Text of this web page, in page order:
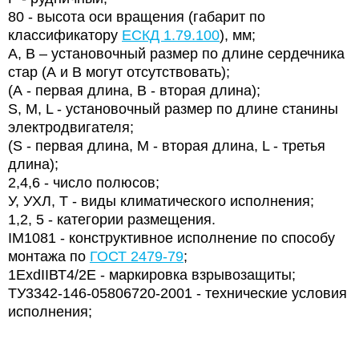
80 - высота оси вращения (габарит по
классификатору ЕСКД 1.79.100), мм;
А, В – установочный размер по длине сердечника
стар (А и В могут отсутствовать);
(А - первая длина, В - вторая длина);
S, М, L - установочный размер по длине станины
электродвигателя;
(S - первая длина, М - вторая длина, L - третья
длина);
2,4,6 - число полюсов;
У, УХЛ, Т - виды климатического исполнения;
1,2, 5 - категории размещения.
IМ1081 - конструктивное исполнение по способу
монтажа по ГОСТ 2479-79;
1ЕхdIIВТ4/2Е - маркировка взрывозащиты;
ТУ3342-146-05806720-2001 - технические условия
исполнения;